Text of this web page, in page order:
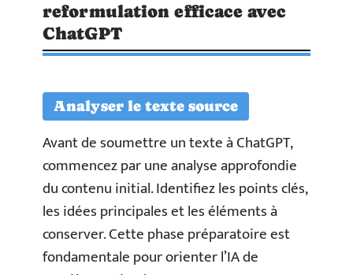
reformulation efficace avec
ChatGPT
Analyser le texte source
Avant de soumettre un texte à ChatGPT,
commencez par une analyse approfondie
du contenu initial. Identifiez les points clés,
les idées principales et les éléments à
conserver. Cette phase préparatoire est
fondamentale pour orienter l’IA de